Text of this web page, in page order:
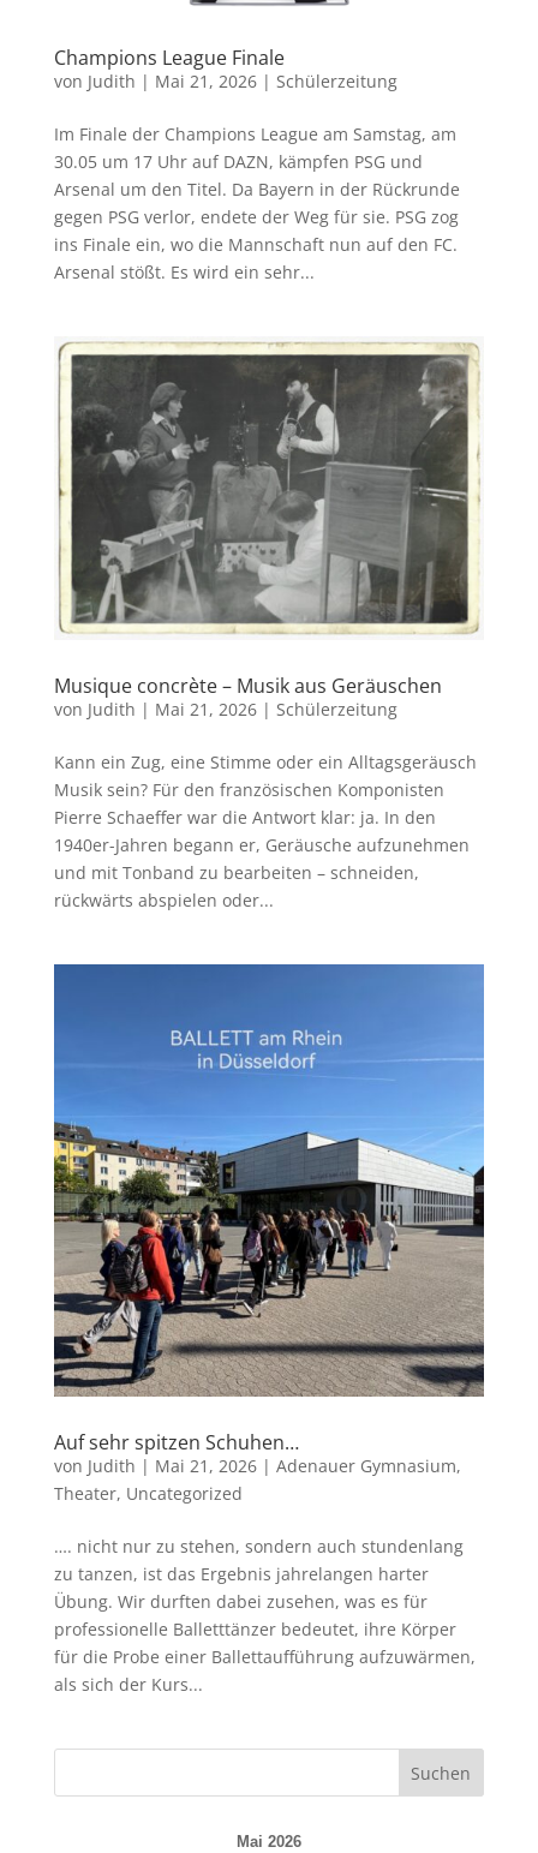
Champions League Finale
von Judith | Mai 21, 2026| Schülerzeitung
Im Finale der Champions League am Samstag, am
30.05 um 17 Uhr auf DAZN, kämpfen PSG und
Arsenal um den Titel. Da Bayern in der Rückrunde
gegen PSG verlor, endete der Weg für sie. PSG zog
ins Finale ein, wo die Mannschaft nun auf den FC.
Arsenal stößt. Es wird ein sehr...
Musique concrète – Musik aus Geräuschen
von Judith | Mai 21, 2026| Schülerzeitung
Kann ein Zug, eine Stimme oder ein Alltagsgeräusch
Musik sein? Für den französischen Komponisten
Pierre Schaeffer war die Antwort klar: ja. In den
1940er-Jahren begann er, Geräusche aufzunehmen
und mit Tonband zu bearbeiten – schneiden,
rückwärts abspielen oder...
Auf sehr spitzen Schuhen…
von Judith | Mai 21, 2026| Adenauer Gymnasium,
Theater, Uncategorized
…. nicht nur zu stehen, sondern auch stundenlang
zu tanzen, ist das Ergebnis jahrelangen harter
Übung. Wir durften dabei zusehen, was es für
professionelle Balletttänzer bedeutet, ihre Körper
für die Probe einer Ballettaufführung aufzuwärmen,
als sich der Kurs...
Mai 2026